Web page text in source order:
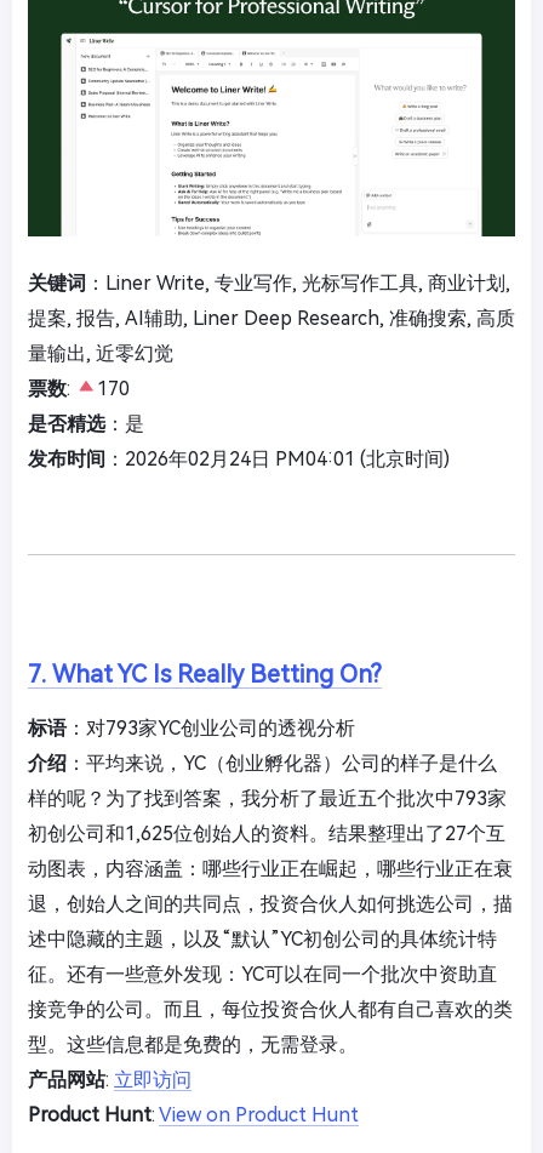
关键词 ：Liner Write, 专业写作, 光标写作工具, 商业计划,
提案, 报告, AI辅助, Liner Deep Research, 准确搜索, 高质
量输出, 近零幻觉
票数:
170
是否精选：是
发布时间 ：2026年02月24日 PM04:01 (北京时间)
7. What YC Is Really Betting On?
标语：对793家YC创业公司的透视分析
介绍 ：平均来说，YC（创业孵化器）公司的样子是什么
样的呢？为了找到答案，我分析了最近五个批次中793家
初创公司和1,625位创始人的资料。结果整理出了27个互
动图表，内容涵盖：哪些行业正在崛起，哪些行业正在衰
退，创始人之间的共同点，投资合伙人如何挑选公司，描
述中隐藏的主题，以及“默认”YC初创公司的具体统计特
征。还有一些意外发现：YC可以在同一个批次中资助直
接竞争的公司。而且，每位投资合伙人都有自己喜欢的类
型。这些信息都是免费的，无需登录。
产品网站: 立即访问
Product Hunt: View on Product Hunt